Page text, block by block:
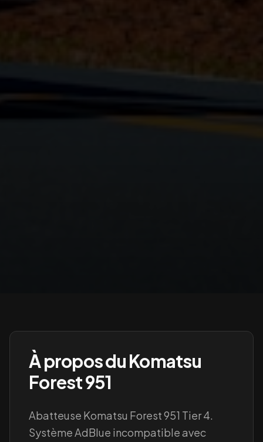
À propos duKomatsu
Forest 951
Abatteuse Komatsu Forest 951 Tier 4.
Système AdBlue incompatible avec